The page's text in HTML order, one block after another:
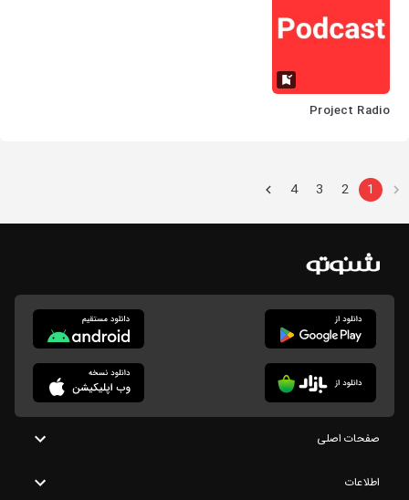
Project Radio
1
2
3
4
صفحات اصلی
اطلاعات